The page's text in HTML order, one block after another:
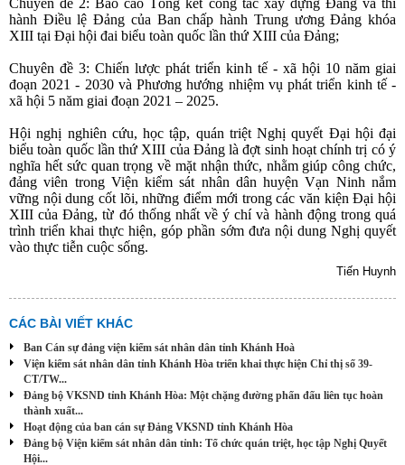
hành Điều lệ Đảng của Ban chấp hành Trung ương Đảng khóa
XIII tại Đại hội đai biểu toàn quốc lần thứ XIII của Đảng;
Chuyên đề 3: Chiến lược phát triển kinh tế - xã hội 10 năm giai
đoạn 2021 - 2030 và Phương hướng nhiệm vụ phát triển kinh tế -
xã hội 5 năm giai đoạn 2021 – 2025.
Hội nghị nghiên cứu, học tập, quán triệt Nghị quyết Đại hội đại
biểu toàn quốc lần thứ XIII của Đảng là đợt sinh hoạt chính trị có ý
nghĩa hết sức quan trọng về mặt nhận thức, nhằm giúp công chức,
đảng viên trong Viện kiểm sát nhân dân huyện Vạn Ninh nắm
vững nội dung cốt lõi, những điểm mới trong các văn kiện Đại hội
XIII của Đảng, từ đó thống nhất về ý chí và hành động trong quá
trình triển khai thực hiện, góp phần sớm đưa nội dung Nghị quyết
vào thực tiễn cuộc sống.
Tiến Huynh
CÁC BÀI VIẾT KHÁC
Ban Cán sự đảng viện kiểm sát nhân dân tỉnh Khánh Hoà
Viện kiểm sát nhân dân tỉnh Khánh Hòa triển khai thực hiện Chỉ thị số 39-
CT/TW...
Đảng bộ VKSND tỉnh Khánh Hòa: Một chặng đường phấn đấu liên tục hoàn
thành xuất...
Hoạt động của ban cán sự Đảng VKSND tỉnh Khánh Hòa
Đảng bộ Viện kiểm sát nhân dân tỉnh: Tổ chức quán triệt, học tập Nghị Quyết
Hội...